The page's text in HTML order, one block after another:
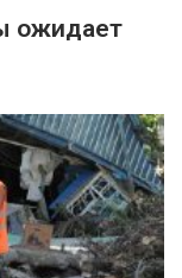
ожидает